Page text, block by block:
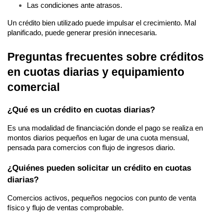
Las condiciones ante atrasos.
Un crédito bien utilizado puede impulsar el crecimiento. Mal
planificado, puede generar presión innecesaria.
Preguntas frecuentes sobre créditos
en cuotas diarias y equipamiento
comercial
¿Qué es un crédito en cuotas diarias?
Es una modalidad de financiación donde el pago se realiza en
montos diarios pequeños en lugar de una cuota mensual,
pensada para comercios con flujo de ingresos diario.
¿Quiénes pueden solicitar un crédito en cuotas
diarias?
Comercios activos, pequeños negocios con punto de venta
físico y flujo de ventas comprobable.